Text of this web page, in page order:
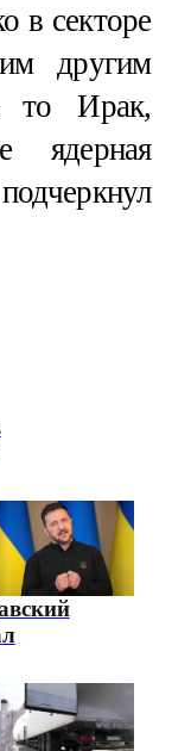
в секторе
другим
то Ирак,
ядерная